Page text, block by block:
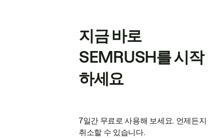
지금 바로
SEMRUSH를 시작
하세요
7일간 무료로 사용해 보세요. 언제든지
취소할 수 있습니다.